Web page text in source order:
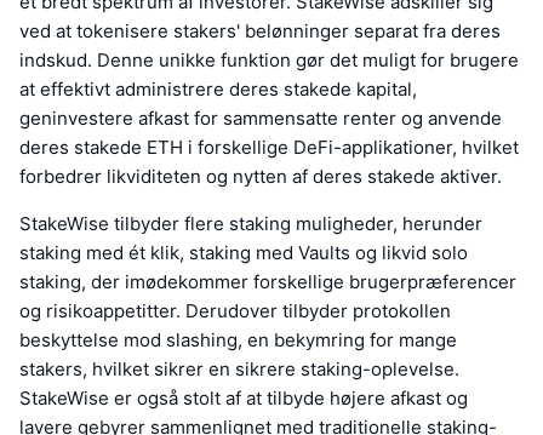
ved at tokenisere stakers' belønninger separat fra deres
indskud. Denne unikke funktion gør det muligt for brugere
at effektivt administrere deres stakede kapital,
geninvestere afkast for sammensatte renter og anvende
deres stakede ETH i forskellige DeFi-applikationer, hvilket
forbedrer likviditeten og nytten af deres stakede aktiver.
StakeWise tilbyder flere staking muligheder, herunder
staking med ét klik, staking med Vaults og likvid solo
staking, der imødekommer forskellige brugerpræferencer
og risikoappetitter. Derudover tilbyder protokollen
beskyttelse mod slashing, en bekymring for mange
stakers, hvilket sikrer en sikrere staking-oplevelse.
StakeWise er også stolt af at tilbyde højere afkast og
lavere gebyrer sammenlignet med traditionelle staking-